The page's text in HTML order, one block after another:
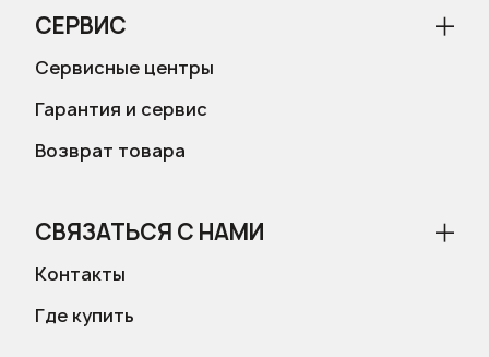
СЕРВИС
Сервисные центры
Гарантия и сервис
Возврат товара
СВЯЗАТЬСЯ С НАМИ
Контакты
Где купить